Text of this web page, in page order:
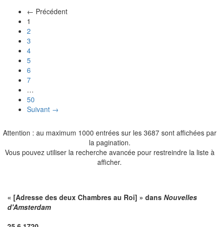
← Précédent
1
2
3
4
5
6
7
…
50
Suivant →
Attention : au maximum 1000 entrées sur les 3687 sont affichées par
la pagination.
Vous pouvez utiliser la recherche avancée pour restreindre la liste à
afficher.
« [Adresse des deux Chambres au Roi] » dans Nouvelles
d'Amsterdam